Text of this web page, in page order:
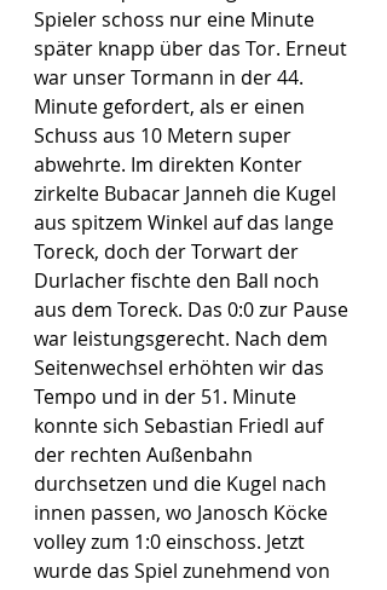
Spieler schoss nur eine Minute
später knapp über das Tor. Erneut
war unser Tormann in der 44.
Minute gefordert, als er einen
Schuss aus 10 Metern super
abwehrte. Im direkten Konter
zirkelte Bubacar Janneh die Kugel
aus spitzem Winkel auf das lange
Toreck, doch der Torwart der
Durlacher fischte den Ball noch
aus dem Toreck. Das 0:0 zur Pause
war leistungsgerecht. Nach dem
Seitenwechsel erhöhten wir das
Tempo und in der 51. Minute
konnte sich Sebastian Friedl auf
der rechten Außenbahn
durchsetzen und die Kugel nach
innen passen, wo Janosch Köcke
volley zum 1:0 einschoss. Jetzt
wurde das Spiel zunehmend von